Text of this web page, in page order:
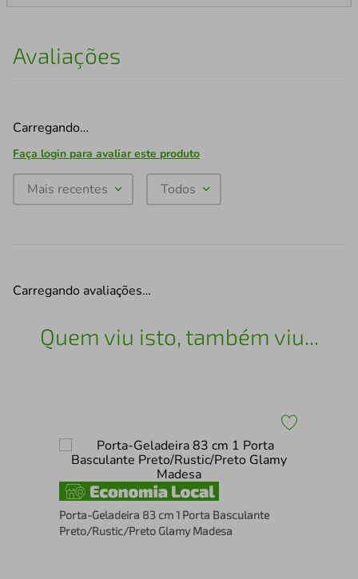
Avaliações
Carregando…
Faça login para avaliar este produto
Mais recentes Todos
Carregando avaliações…
Quem viu isto, também viu...
Porta-Geladeira 83 cm 1 Porta Basculante
Preto/Rustic/Preto Glamy Madesa